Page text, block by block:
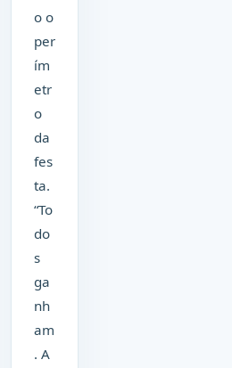
o o
per
ím
etr
o
da
fes
ta.
“To
do
s
ga
nh
am
. A